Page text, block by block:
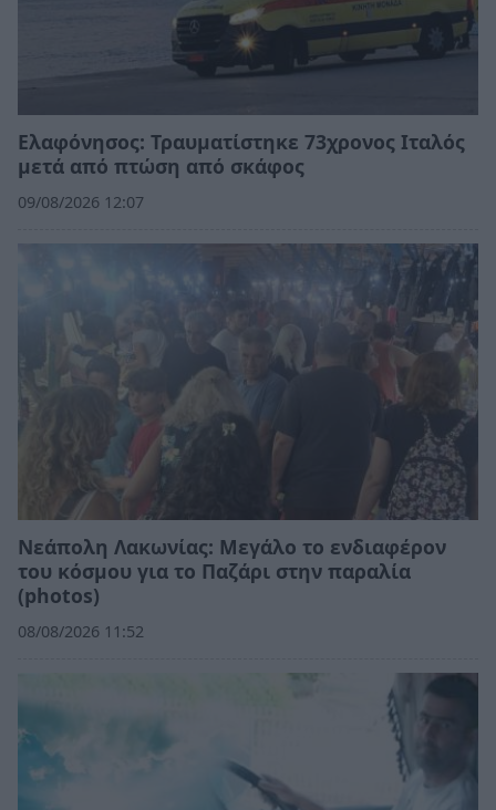
Ελαφόνησος: Τραυματίστηκε 73χρονος Ιταλός
μετά από πτώση από σκάφος
09/08/2026 12:07
Νεάπολη Λακωνίας: Μεγάλο το ενδιαφέρον
του κόσμου για το Παζάρι στην παραλία
(photos)
08/08/2026 11:52